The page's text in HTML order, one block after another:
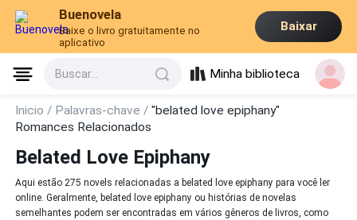
Buenovela
Baixe o livro gratuitamente no
aplicativo
Baixar
Buscar... Minha biblioteca
Inicio / Palavras-chave /"belated love epiphany"
Romances Relacionados
Belated Love Epiphany
Aqui estão 275 novels relacionadas a belated love epiphany para você ler
online. Geralmente, belated love epiphany ou histórias de novelas
semelhantes podem ser encontradas em vários gêneros de livros, como